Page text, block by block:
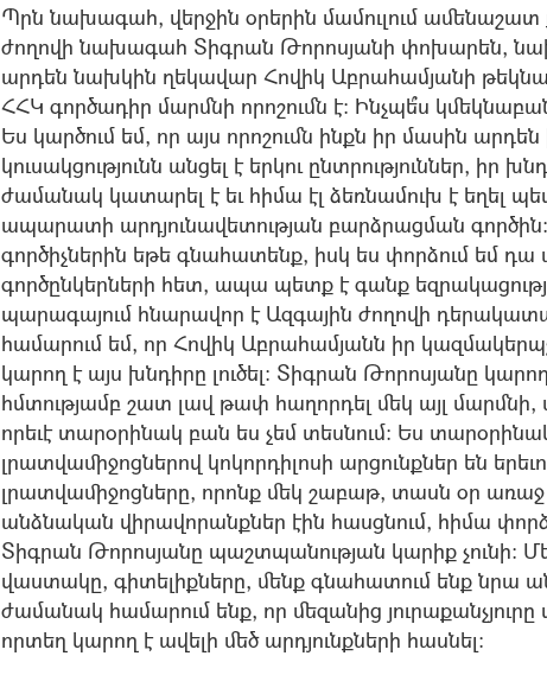
Պրն նախագահ, վերջին օրերին մամուլում
ժողովի նախագահ Տիգրան Թորոսյանի փոխարեն,
արդեն նախկին ղեկավար Հովիկ Աբրահամյանի
ՀՀԿ գործադիր մարմնի որոշումն է: Ինչպե՞ս
Ես կարծում եմ, որ այս որոշումն ինքն իր մասին
կուսակցությունն անցել է երկու ընտրություններ, իր
ժամանակ կատարել է եւ հիմա էլ ձեռնամուխ է եղել
ապարատի արդյունավետության բարձրացման
գործիչներին եթե գնահատենք, իսկ ես փորձում եմ դա
գործընկերների հետ, ապա պետք է գանք
պարագայում հնարավոր է Ազգային ժողովի
համարում եմ, որ Հովիկ Աբրահամյանն իր
կարող է այս խնդիրը լուծել: Տիգրան Թորոսյանը
հմտությամբ շատ լավ թափ հաղորդել մեկ այլ մարմնի,
որեւէ տարօրինակ բան ես չեմ տեսնում: Ես
լրատվամիջոցներով կոկորդիլոսի արցունքներ են
լրատվամիջոցները, որոնք մեկ շաբաթ, տասն օր
անձնական վիրավորանքներ էին հասցնում, հիմա
Տիգրան Թորոսյանը պաշտպանության կարիք չունի:
վաստակը, գիտելիքները, մենք գնահատում ենք նրա
ժամանակ համարում ենք, որ մեզանից
որտեղ կարող է ավելի մեծ արդյունքների հասնել: